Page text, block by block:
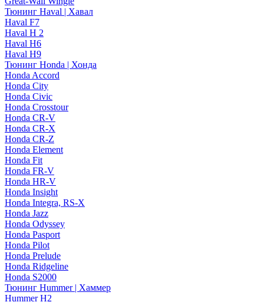
Тюнинг Haval | Хавал
Haval F7
Haval H 2
Haval H6
Haval H9
Тюнинг Honda | Хонда
Honda Accord
Honda City
Honda Civic
Honda Crosstour
Honda CR-V
Honda CR-X
Honda CR-Z
Honda Element
Honda Fit
Honda FR-V
Honda HR-V
Honda Insight
Honda Integra, RS-X
Honda Jazz
Honda Odyssey
Honda Pasport
Honda Pilot
Honda Prelude
Honda Ridgeline
Honda S2000
Тюнинг Hummer | Хаммер
Hummer H2